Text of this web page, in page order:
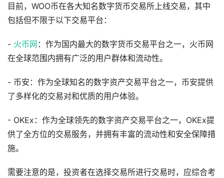
目前，WOO币在各大知名数字货币交易所上线交易，其中
包括但不限于以下交易平台：
- 火币网 ：作为国内最大的数字货币交易平台之一，火币网
在全球范围内拥有广泛的用户群体和流动性。
- 币安：作为全球知名的数字资产交易平台之一，币安提供
了多样化的交易对和优质的用户体验。
- OKEx：作为全球领先的数字资产交易平台之一，OKEx提
供了全方位的交易服务，并拥有丰富的流动性和安全保障措
施。
需要注意的是，投资者在选择交易所进行交易时，应综合考